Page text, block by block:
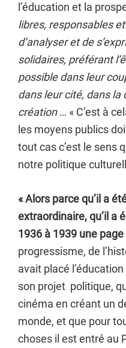
l’éducation et la
libres, responsables
d’analyser et de
solidaires, préférant
possible dans leur
dans leur cité, dans
création… « C’est à
les moyens publics
tout cas c’est le sens
notre politique
« Alors parce qu’il a
extraordinaire, qu’il a
1936 à 1939 une
progressisme, de
avait placé
son projet politique,
cinéma en créant un
monde, et que pour
choses il est entré au